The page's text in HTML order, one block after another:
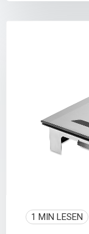
1 MIN LESEN